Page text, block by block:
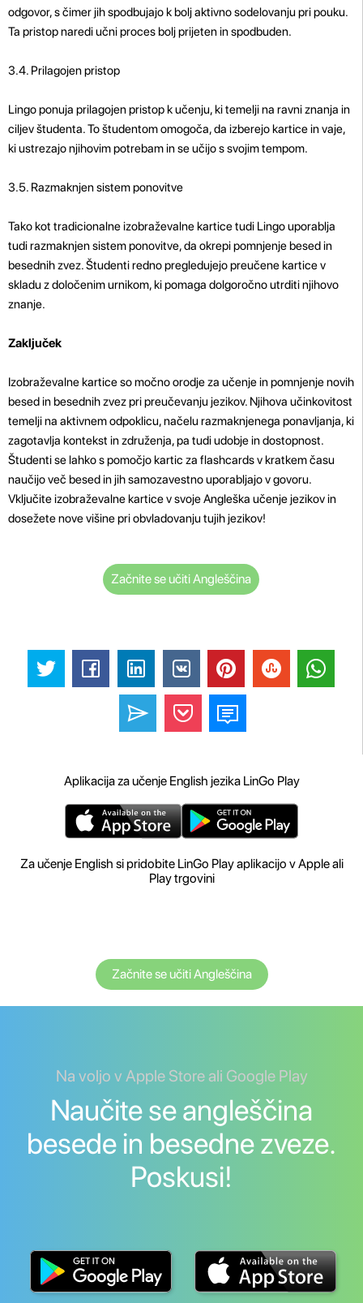
odgovor, s čimer jih spodbujajo k bolj aktivno sodelovanju pri pouku.
Ta pristop naredi učni proces bolj prijeten in spodbuden.
3.4. Prilagojen pristop
Lingo ponuja prilagojen pristop k učenju, ki temelji na ravni znanja in
ciljev študenta. To študentom omogoča, da izberejo kartice in vaje,
ki ustrezajo njihovim potrebam in se učijo s svojim tempom.
3.5. Razmaknjen sistem ponovitve
Tako kot tradicionalne izobraževalne kartice tudi Lingo uporablja
tudi razmaknjen sistem ponovitve, da okrepi pomnjenje besed in
besednih zvez. Študenti redno pregledujejo preučene kartice v
skladu z določenim urnikom, ki pomaga dolgoročno utrditi njihovo
znanje.
Zaključek
Izobraževalne kartice so močno orodje za učenje in pomnjenje novih
besed in besednih zvez pri preučevanju jezikov. Njihova učinkovitost
temelji na aktivnem odpoklicu, načelu razmaknjenega ponavljanja, ki
zagotavlja kontekst in združenja, pa tudi udobje in dostopnost.
Študenti se lahko s pomočjo kartic za flashcards v kratkem času
naučijo več besed in jih samozavestno uporabljajo v govoru.
Vključite izobraževalne kartice v svoje Angleška učenje jezikov in
dosežete nove višine pri obvladovanju tujih jezikov!
Začnite se učiti Angleščina
Aplikacija za učenje English jezika LinGo Play
Za učenje English si pridobite LinGo Play aplikacijo v Apple ali
Play trgovini
Začnite se učiti Angleščina
Na voljo v Apple Store ali Google Play
Naučite se angleščina
besede in besedne zveze.
Poskusi!